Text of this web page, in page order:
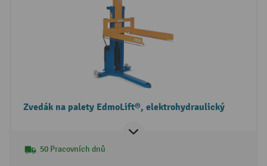
Zvedák na palety EdmoLift®, elektrohydraulický
50 Pracovních dnů